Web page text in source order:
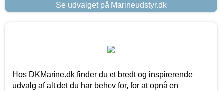
Se udvalget på Marineudstyr.dk
Hos DKMarine.dk finder du et bredt og inspirerende
udvalg af alt det du har behov for, for at opnå en